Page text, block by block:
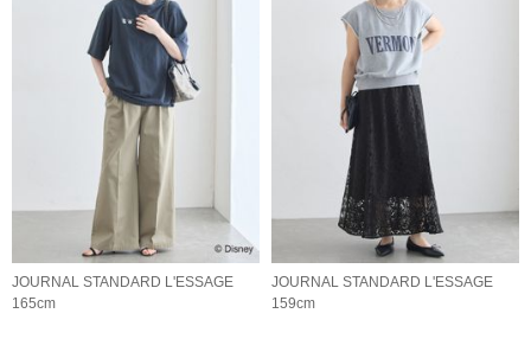
JOURNAL STANDARD L'ESSAGE
165cm
JOURNAL STANDARD L'ESSAGE
159cm